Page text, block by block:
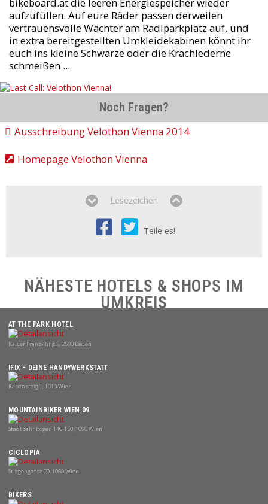
aufzufüllen. Auf eure Räder passen derweilen
vertrauensvolle Wächter am Radlparkplatz auf, und
in extra bereitgestellten Umkleidekabinen könnt ihr
euch ins kleine Schwarze oder die Krachlederne
schmeißen ...
Noch Fragen?
Ausschreibung Velothon Vienna 2014
Homepage Velothon Vienna
Lesezeichen
Teile es!
NÄHESTE HOTELS & SHOPS IM
UMKREIS
AT THE PARK HOTEL
Kaiser Franz-Ring 5, 2500 Baden
IFIX - DEINE HANDYWERKSTATT
Rabensteig 1, 1010 Wien
MOUNTAINBIKER WIEN 09
Stadtbahnbögen 146-150, 1090 Wien
CICLOPIA
Stiegengasse 20, 1060 Wien
BIKERS